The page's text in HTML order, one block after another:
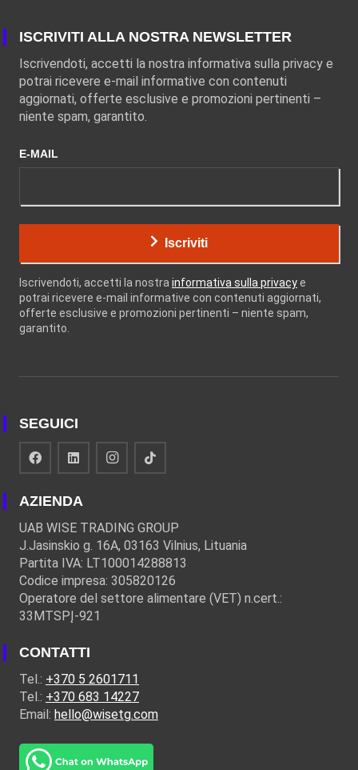
ISCRIVITI ALLA NOSTRA NEWSLETTER
Iscrivendoti, accetti la nostra informativa sulla privacy e
potrai ricevere e-mail informative con contenuti
aggiornati, offerte esclusive e promozioni pertinenti –
niente spam, garantito.
E-MAIL
Iscriviti
Iscrivendoti, accetti la nostrainformativa sulla privacye
potrai ricevere e-mail informative con contenuti aggiornati,
offerte esclusive e promozioni pertinenti – niente spam,
garantito.
SEGUICI
AZIENDA
UAB WISE TRADING GROUP
J.Jasinskio g. 16A, 03163 Vilnius, Lituania
Partita IVA: LT100014288813
Codice impresa: 305820126
Operatore del settore alimentare (VET) n.cert.:
33MTSPĮ-921
CONTATTI
Tel.: +370 5 2601711
Tel.: +370 683 14227
Email: hello@wisetg.com